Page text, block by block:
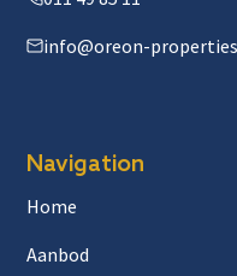
info@oreon-
Navigation
Home
Aanbod